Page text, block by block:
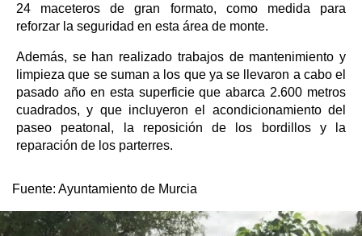
24 maceteros de gran formato, como medida para
reforzar la seguridad en esta área de monte.
Además, se han realizado trabajos de mantenimiento y
limpieza que se suman a los que ya se llevaron a cabo el
pasado año en esta superficie que abarca 2.600 metros
cuadrados, y que incluyeron el acondicionamiento del
paseo peatonal, la reposición de los bordillos y la
reparación de los parterres.
Fuente: Ayuntamiento de Murcia